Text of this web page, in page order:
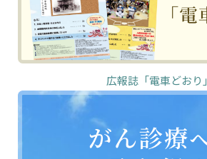
広報誌「電車どおり」